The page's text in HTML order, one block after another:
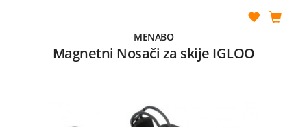
MENABO
Magnetni Nosači za skije IGLOO